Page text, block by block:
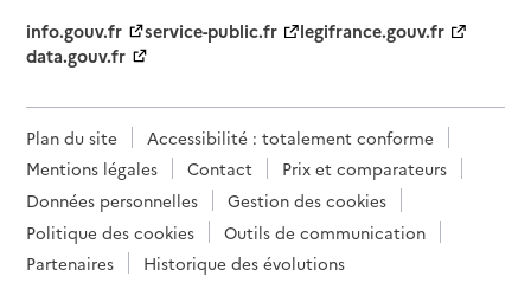
info.gouv.fr
service-public.fr
legifrance.gouv.fr
data.gouv.fr
Plan du site
Accessibilité : totalement conforme
Mentions légales
Contact
Prix et comparateurs
Données personnelles
Gestion des cookies
Politique des cookies
Outils de communication
Partenaires
Historique des évolutions